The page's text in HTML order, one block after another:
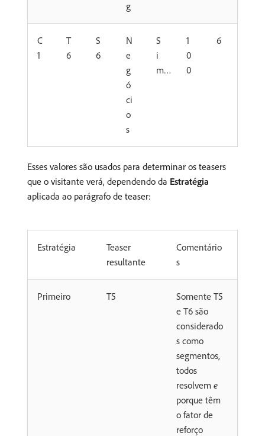
g
C
1
T
6
S
6
N
e
g
ó
ci
o
s
S
i
m
1
0
0
6
Esses valores são usados para determinar os teasers
que o visitante verá, dependendo da Estratégia
aplicada ao parágrafo de teaser:
Estratégia
Teaser
resultante
Comentário
s
Primeiro T5
Somente T5
e T6 são
considerado
s como
segmentos,
todos
resolvem e
porque têm
o fator de
reforço